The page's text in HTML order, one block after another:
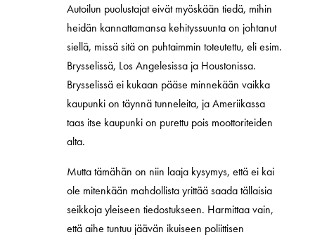
Autoilun puolustajat eivät myöskään tiedä, mihin
heidän kannattamansa kehityssuunta on johtanut
siellä, missä sitä on puhtaimmin toteutettu, eli esim.
Brysselissä, Los Angelesissa ja Houstonissa.
Brysselissä ei kukaan pääse minnekään vaikka
kaupunki on täynnä tunneleita, ja Ameriikassa
taas itse kaupunki on purettu pois moottoriteiden
alta.
Mutta tämähän on niin laaja kysymys, että ei kai
ole mitenkään mahdollista yrittää saada tällaisia
seikkoja yleiseen tiedostukseen. Harmittaa vain,
että aihe tuntuu jäävän ikuiseen poliittisen